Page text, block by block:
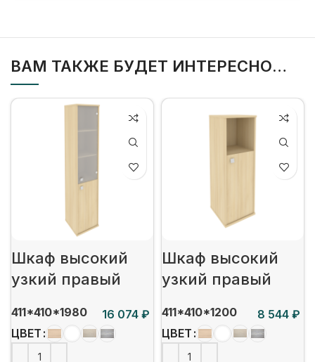
ВАМ ТАКЖЕ БУДЕТ ИНТЕРЕСНО…
Шкаф высокий
узкий правый
411*410*1980
₽
ЦВЕТ
Шкаф высокий
узкий правый
411*410*1200
₽
ЦВЕТ